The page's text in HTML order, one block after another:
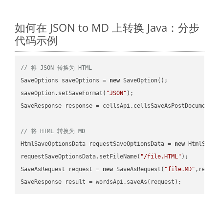
如何在 JSON to MD 上转换 Java：分步
代码示例
// 将 JSON 转换为 HTML
SaveOptions saveOptions = new SaveOption();
saveOption.setSaveFormat( "JSON" );
SaveResponse response =
// 将 HTML 转换为 MD
HtmlSaveOptionsData requestSaveOptionsData = new
requestSaveOptionsData.setFileName( "/file.HTML" );
SaveAsRequest request = new SaveAsRequest( "file.MD"